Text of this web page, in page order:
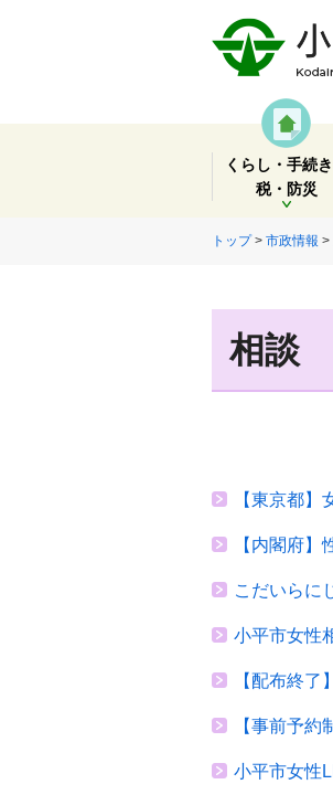
くらし・手続き
税・防災
開く
トップ> 市政情報 >
相談
【東京都
【内閣府
こだいらに
小平市女性
【配布終
【事前予
小平市女性